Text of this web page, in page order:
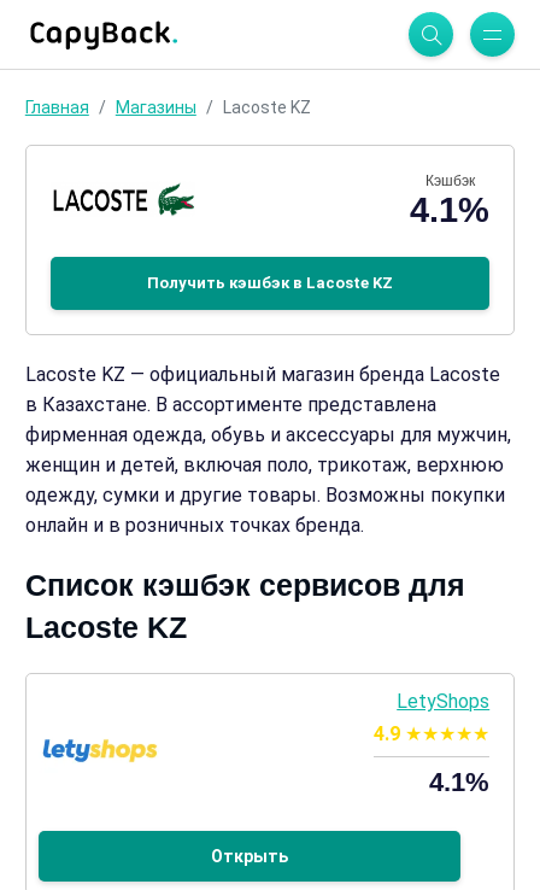
Главная Магазины Lacoste KZ
Кэшбэк
4.1%
Получить кэшбэк в Lacoste KZ
Lacoste KZ — официальный магазин бренда Lacoste
в Казахстане. В ассортименте представлена
фирменная одежда, обувь и аксессуары для мужчин,
женщин и детей, включая поло, трикотаж, верхнюю
одежду, сумки и другие товары. Возможны покупки
онлайн и в розничных точках бренда.
Список кэшбэк сервисов для
Lacoste KZ
LetyShops
4.9
4.1%
Открыть